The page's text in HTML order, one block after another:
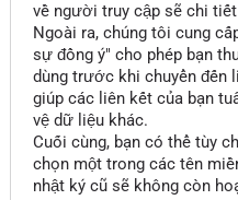
về người truy cập sẽ chi
Ngoài ra, chúng tôi cung
sự đồng ý" cho phép bạn
dùng trước khi chuyển đến
giúp các liên kết của bạn
vệ dữ liệu khác.
Cuối cùng, bạn có thể tùy
chọn một trong các tên
nhật ký cũ sẽ không còn